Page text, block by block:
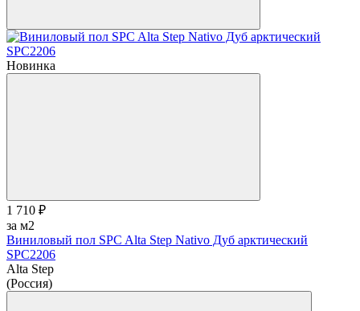
Новинка
1 710 ₽
за м2
Виниловый пол SPC Alta Step Nativo Дуб арктический
SPC2206
Alta Step
(Россия)